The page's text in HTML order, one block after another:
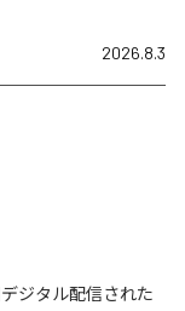
2026.8.3
ジタル配信された